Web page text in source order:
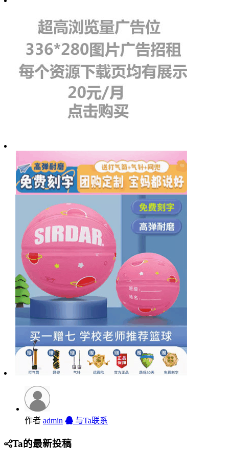
作者 admin 与Ta联系
Ta的最新投稿